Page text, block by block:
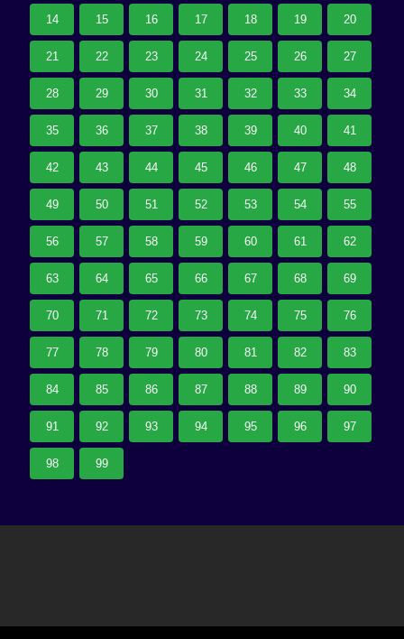
14 15 16 17 18 19 20
21 22 23 24 25 26 27
28 29 30 31 32 33 34
35 36 37 38 39 40 41
42 43 44 45 46 47 48
49 50 51 52 53 54 55
56 57 58 59 60 61 62
63 64 65 66 67 68 69
70 71 72 73 74 75 76
77 78 79 80 81 82 83
84 85 86 87 88 89 90
91 92 93 94 95 96 97
98 99